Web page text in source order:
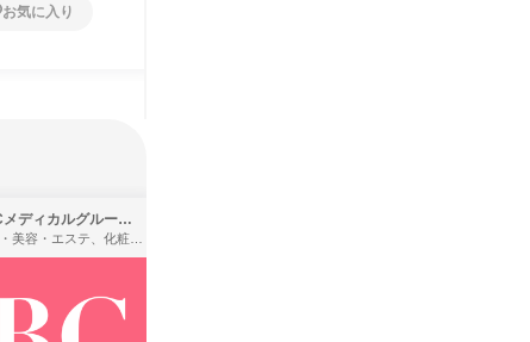
お気に入り
SBCメディカルグループ株式会社
理容・美容・エステ、化粧品・理美容用品小売、医療・病院